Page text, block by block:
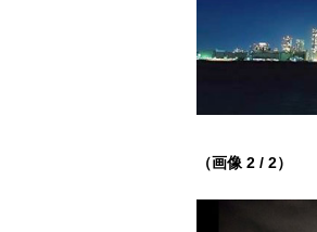
（画像 2 / 2）